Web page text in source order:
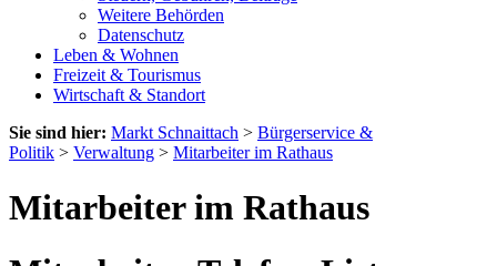
Weitere Behörden
Datenschutz
Leben & Wohnen
Freizeit & Tourismus
Wirtschaft & Standort
Sie sind hier: Markt Schnaittach > Bürgerservice &
Politik > Verwaltung > Mitarbeiter im Rathaus
Mitarbeiter im Rathaus